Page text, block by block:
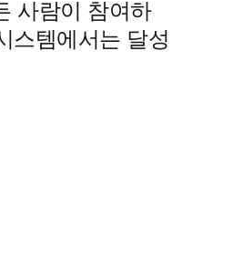
사람이 참여하
스템에서는 달성